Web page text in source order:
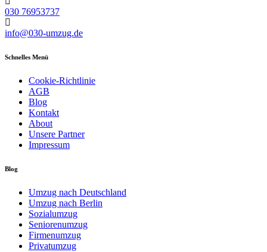
030 76953737
info@030-umzug.de
Schnelles Menü
Cookie-Richtlinie
AGB
Blog
Kontakt
About
Unsere Partner
Impressum
Blog
Umzug nach Deutschland
Umzug nach Berlin
Sozialumzug
Seniorenumzug
Firmenumzug
Privatumzug